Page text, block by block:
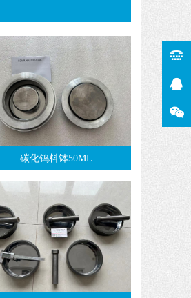
碳化钨料钵50ML